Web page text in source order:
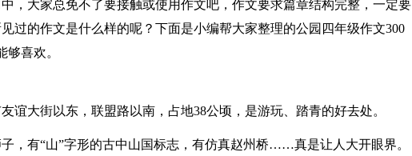
，大家总免不了要接触或使用作文吧，作文要求篇章结构完整，一定要
过的作文是什么样的呢？下面是小编帮大家整理的公园四年级作文300
喜欢。
谊大街以东，联盟路以南，占地38公顷，是游玩、踏青的好去处。
，有“山”字形的古中山国标志，有仿真赵州桥……真是让人大开眼界。